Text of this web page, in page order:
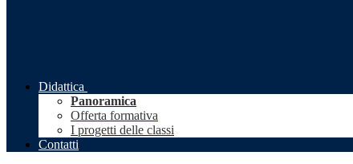
Didattica
Panoramica
Offerta formativa
I progetti delle classi
Contatti